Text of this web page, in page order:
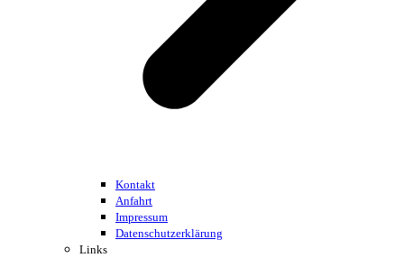
Kontakt
Anfahrt
Impressum
Datenschutzerklärung
Links